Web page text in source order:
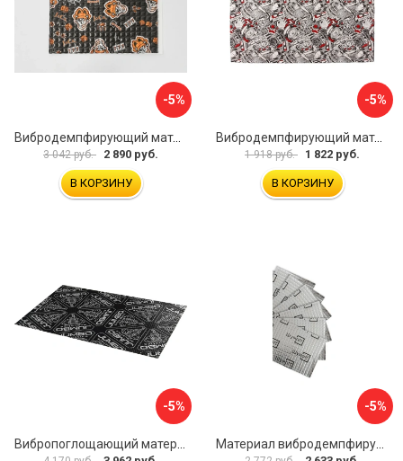
-5%
Вибродемпфирующий материал Шумофф Black Jack НФ-00001634
3 042 руб. 2 890 руб.
В КОРЗИНУ
-5%
Вибродемпфирующий материал Dreamcar DC-4M0-S070050P17
1 918 руб. 1 822 руб.
В КОРЗИНУ
-5% -5%